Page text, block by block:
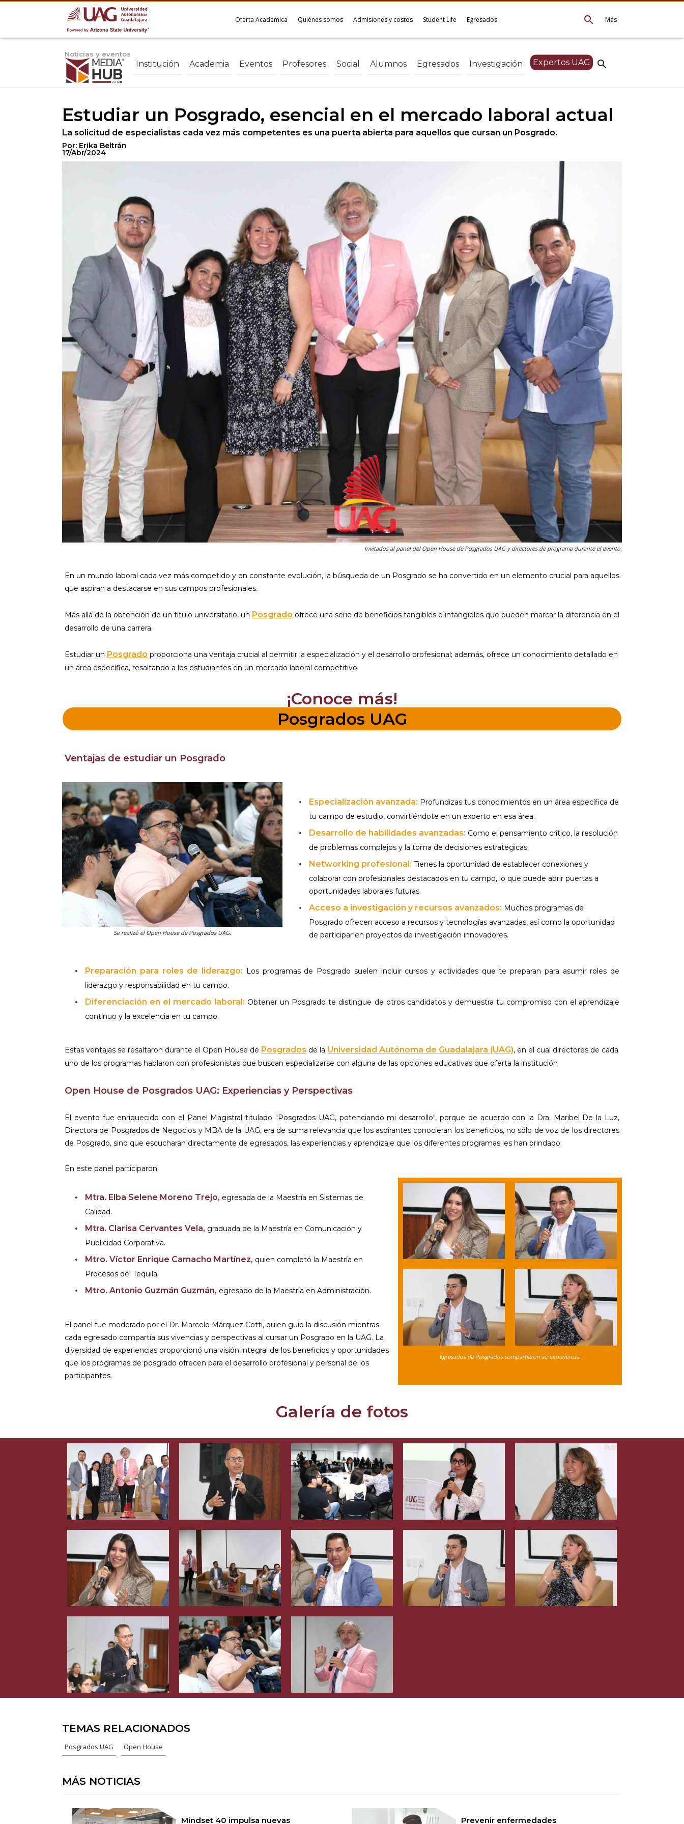
Más
search
Oferta Académica Quiénes somos Admisiones y costos Student Life Egresados
Noticias y eventos
search
Institución Academia Eventos Profesores Social Alumnos Egresados Investigación Expertos UAG
Estudiar un Posgrado, esencial en el mercado laboral actual
La solicitud de especialistas cada vez más competentes es una puerta abierta para aquellos que cursan un Posgrado.
Por: Erika Beltrán
17/Abr/2024
Invitados al panel del Open House de Posgrados UAG y directores de programa durante el evento.
En un mundo laboral cada vez más competido y en constante evolución, la búsqueda de un Posgrado se ha convertido en un elemento crucial para aquellos
que aspiran a destacarse en sus campos profesionales.
Más allá de la obtención de un título universitario, un Posgrado ofrece una serie de beneficios tangibles e intangibles que pueden marcar la diferencia en el
desarrollo de una carrera.
Estudiar un Posgrado proporciona una ventaja crucial al permitir la especialización y el desarrollo profesional; además, ofrece un conocimiento detallado en
un área específica, resaltando a los estudiantes en un mercado laboral competitivo.
¡Conoce más!
Posgrados UAG
Ventajas de estudiar un Posgrado
Se realizó el Open House de Posgrados UAG.
Especialización avanzada: Profundizas tus conocimientos en un área específica de
tu campo de estudio, convirtiéndote en un experto en esa área.
Desarrollo de habilidades avanzadas: Como el pensamiento crítico, la resolución
de problemas complejos y la toma de decisiones estratégicas.
Networking profesional: Tienes la oportunidad de establecer conexiones y
colaborar con profesionales destacados en tu campo, lo que puede abrir puertas a
oportunidades laborales futuras.
Acceso a investigación y recursos avanzados: Muchos programas de
Posgrado ofrecen acceso a recursos y tecnologías avanzadas, así como la oportunidad
de participar en proyectos de investigación innovadores.
Preparación para roles de liderazgo: Los programas de Posgrado suelen incluir cursos y actividades que te preparan para asumir roles de
liderazgo y responsabilidad en tu campo.
Diferenciación en el mercado laboral: Obtener un Posgrado te distingue de otros candidatos y demuestra tu compromiso con el aprendizaje
continuo y la excelencia en tu campo.
Estas ventajas se resaltaron durante el Open House de Posgrados de la Universidad Autónoma de Guadalajara (UAG), en el cual directores de cada
uno de los programas hablaron con profesionistas que buscan especializarse con alguna de las opciones educativas que oferta la institución
Open House de Posgrados UAG: Experiencias y Perspectivas
El evento fue enriquecido con el Panel Magistral titulado "Posgrados UAG, potenciando mi desarrollo", porque de acuerdo con la Dra. Maribel De la Luz,
Directora de Posgrados de Negocios y MBA de la UAG, era de suma relevancia que los aspirantes conocieran los beneficios, no sólo de voz de los directores
de Posgrado, sino que escucharan directamente de egresados, las experiencias y aprendizaje que los diferentes programas les han brindado.
En este panel participaron:
Mtra. Elba Selene Moreno Trejo, egresada de la Maestría en Sistemas de
Calidad.
Mtra. Clarisa Cervantes Vela, graduada de la Maestría en Comunicación y
Publicidad Corporativa.
Mtro. Víctor Enrique Camacho Martínez, quien completó la Maestría en
Procesos del Tequila.
Mtro. Antonio Guzmán Guzmán, egresado de la Maestría en Administración.
El panel fue moderado por el Dr. Marcelo Márquez Cotti, quien guio la discusión mientras
cada egresado compartía sus vivencias y perspectivas al cursar un Posgrado en la UAG. La
diversidad de experiencias proporcionó una visión integral de los beneficios y oportunidades
que los programas de posgrado ofrecen para el desarrollo profesional y personal de los
participantes.
Egresados de Posgrados compartieron su experiencia.
Galería de fotos
TEMAS RELACIONADOS
Posgrados UAG Open House
MÁS NOTICIAS
Mindset 40 impulsa nuevas Prevenir enfermedades